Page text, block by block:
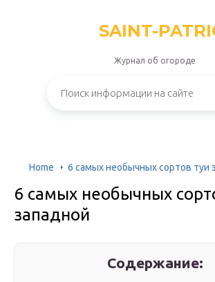
SAINT-
Журнал об огороде
Home 6 самых необычных сортов туи
6 самых необычных
западной
Содержание: